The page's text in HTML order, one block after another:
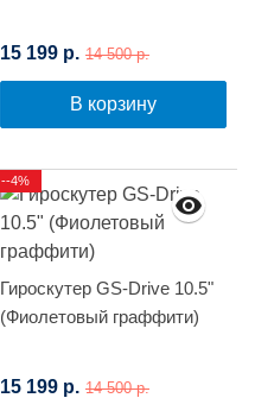
15 199 р. 14 500 р.
В корзину
Гироскутер GS-Drive 10.5"
(Фиолетовый граффити)
15 199 р. 14 500 р.
--4%